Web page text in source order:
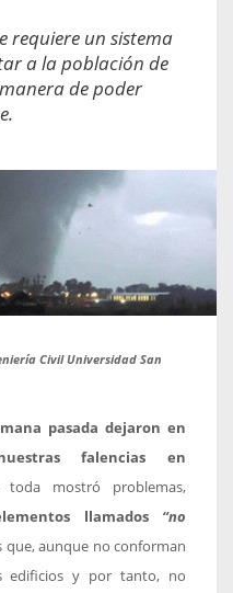
requiere un sistema
a la población de
de poder
Civil Universidad San
pasada dejaron en
falencias en
mostró problemas,
llamados “no
que, aunque no conforman
edificios y por tanto, no